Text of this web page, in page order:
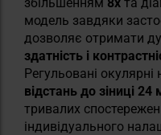
модель завдяки
дозволяє отримати
здатність і
Регульовані окулярні
відстань до зіниці 24
тривалих
індивідуального